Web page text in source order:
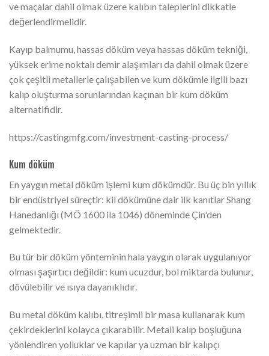
ve maçalar dahil olmak üzere kalıbın taleplerini dikkatle
değerlendirmelidir.
Kayıp balmumu, hassas döküm veya hassas döküm tekniği,
yüksek erime noktalı demir alaşımları da dahil olmak üzere
çok çeşitli metallerle çalışabilen ve kum dökümle ilgili bazı
kalıp oluşturma sorunlarından kaçınan bir kum döküm
alternatifidir.
https://castingmfg.com/investment-casting-process/
Kum döküm
En yaygın metal döküm işlemi kum dökümdür. Bu üç bin yıllık
bir endüstriyel süreçtir: kil dökümüne dair ilk kanıtlar Shang
Hanedanlığı (MÖ 1600 ila 1046) döneminde Çin'den
gelmektedir.
Bu tür bir döküm yönteminin hala yaygın olarak uygulanıyor
olması şaşırtıcı değildir: kum ucuzdur, bol miktarda bulunur,
dövülebilir ve ısıya dayanıklıdır.
Bu metal döküm kalıbı, titreşimli bir masa kullanarak kum
çekirdeklerini kolayca çıkarabilir. Metali kalıp boşluğuna
yönlendiren yolluklar ve kapılar ya uzman bir kalıpçı